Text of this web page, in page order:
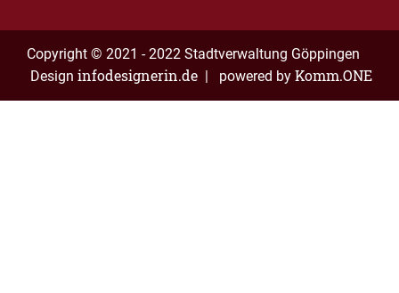
Copyright © 2021 - 2022 Stadtverwaltung Göppingen
Design infodesignerin.de | powered by Komm.ONE